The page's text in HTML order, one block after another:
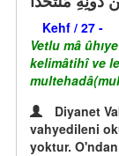
Kehf / 27 -
Vetlu mâ
kelimâtihî ve
Diyanet
vahyedileni
yoktur. O'ndan